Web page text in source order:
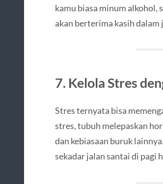
kamu biasa minum
akan berterima kasih dalam
7. Kelola Stres
Stres ternyata bisa
stres, tubuh melepaskan
dan kebiasaan buruk
sekadar jalan santai di pagi